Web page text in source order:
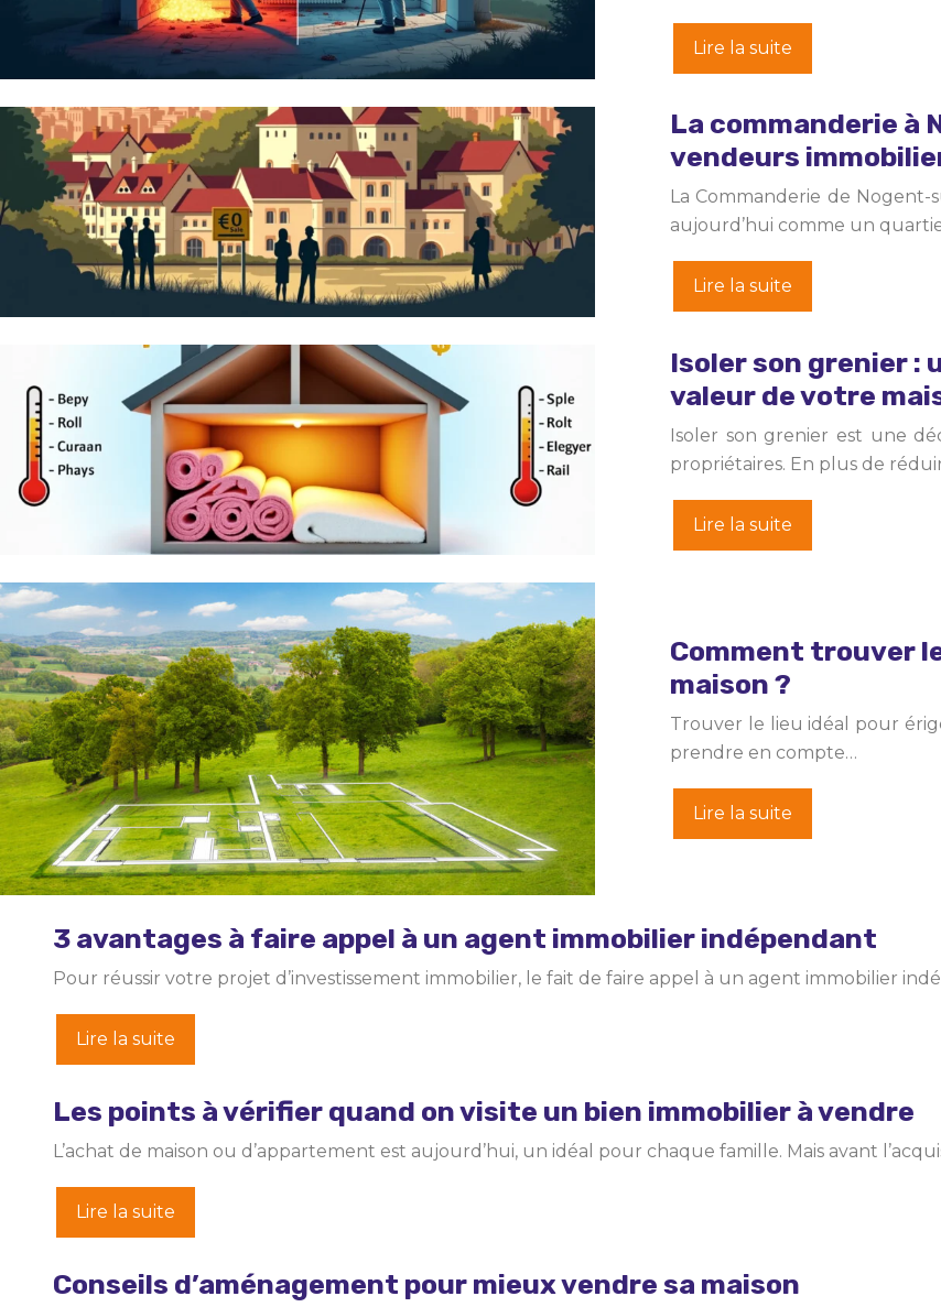
Lire la suite
La commanderie à
vendeurs
La Commanderie de Nogent-
aujourd’hui comme un
Lire la suite
Isoler son grenier :
valeur de votre
Isoler son grenier est une
propriétaires. En plus de
Lire la suite
Comment trouver
maison ?
Trouver le lieu idéal pour
prendre en compte…
Lire la suite
3 avantages à faire appel à un agent immobilier indépendant
Pour réussir votre projet d’investissement immobilier, le fait de faire appel à un agent immobilier
Lire la suite
Les points à vérifier quand on visite un bien immobilier à vendre
L’achat de maison ou d’appartement est aujourd’hui, un idéal pour chaque famille. Mais avant
Lire la suite
Conseils d’aménagement pour mieux vendre sa maison